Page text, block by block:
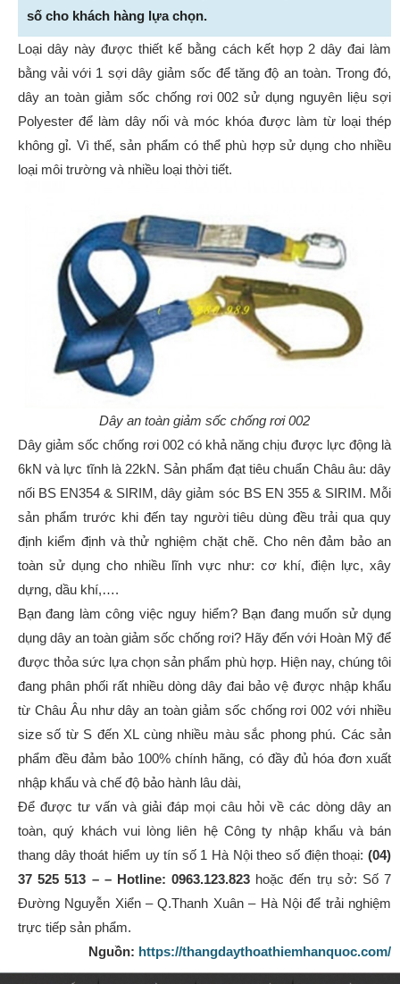
số cho khách hàng lựa chọn.
Loại dây này được thiết kế bằng cách kết hợp 2 dây đai làm
bằng vải với 1 sợi dây giảm sốc để tăng độ an toàn. Trong đó,
dây an toàn giảm sốc chống rơi 002 sử dụng nguyên liệu sợi
Polyester để làm dây nối và móc khóa được làm từ loại thép
không gỉ. Vì thế, sản phẩm có thể phù hợp sử dụng cho nhiều
loại môi trường và nhiều loại thời tiết.
Dây an toàn giảm sốc chống rơi 002
Dây giảm sốc chống rơi 002 có khả năng chịu được lực động là
6kN và lực tĩnh là 22kN. Sản phẩm đạt tiêu chuẩn Châu âu: dây
nối BS EN354 & SIRIM, dây giảm sóc BS EN 355 & SIRIM. Mỗi
sản phẩm trước khi đến tay người tiêu dùng đều trải qua quy
định kiểm định và thử nghiệm chặt chẽ. Cho nên đảm bảo an
toàn sử dụng cho nhiều lĩnh vực như: cơ khí, điện lực, xây
dựng, dầu khí,….
Bạn đang làm công việc nguy hiểm? Bạn đang muốn sử dụng
dụng dây an toàn giảm sốc chống rơi? Hãy đến với Hoàn Mỹ để
được thỏa sức lựa chọn sản phẩm phù hợp. Hiện nay, chúng tôi
đang phân phối rất nhiều dòng dây đai bảo vệ được nhập khẩu
từ Châu Âu như dây an toàn giảm sốc chống rơi 002 với nhiều
size số từ S đến XL cùng nhiều màu sắc phong phú. Các sản
phẩm đều đảm bảo 100% chính hãng, có đầy đủ hóa đơn xuất
nhập khẩu và chế độ bảo hành lâu dài,
Để được tư vấn và giải đáp mọi câu hỏi về các dòng dây an
toàn, quý khách vui lòng liên hệ Công ty nhập khẩu và bán
thang dây thoát hiểm uy tín số 1 Hà Nội theo số điện thoại: (04)
37 525 513 – – Hotline: 0963.123.823 hoặc đến trụ sở: Số 7
Đường Nguyễn Xiển – Q.Thanh Xuân – Hà Nội để trải nghiệm
trực tiếp sản phẩm.
Nguồn: https://thangdaythoathiemhanquoc.com/